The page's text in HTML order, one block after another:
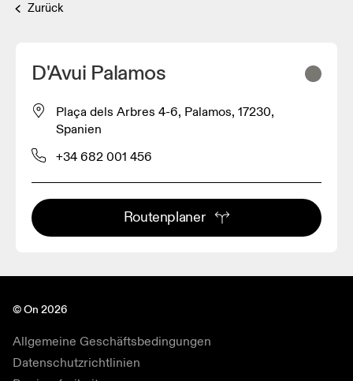
Zurück
D'Avui Palamos
Plaça dels Arbres 4-6, Palamos, 17230,
Spanien
+34 682 001 456
Routenplaner
© On 2026
Allgemeine Geschäftsbedingungen
Datenschutzrichtlinien